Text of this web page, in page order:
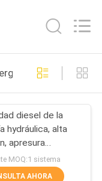
y
61
hydráulica
diesel de la
hydráulica, alta
apresura
MOQ:1 sistema
AHORA